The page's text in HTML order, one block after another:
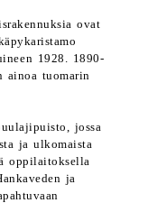
ovat
1928. 1890-
ainoa tuomarin
jossa
ja ulkomaista
oppilaitoksella
ja